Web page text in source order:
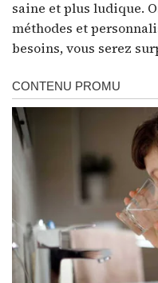
saine et plus ludique.
méthodes et
besoins, vous serez